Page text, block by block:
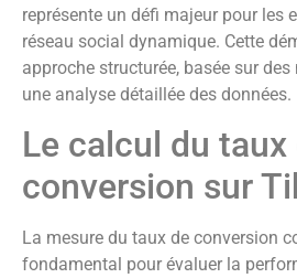
représente un défi majeur pour les
réseau social dynamique. Cette
approche structurée, basée sur
une analyse détaillée des données.
Le calcul du taux
conversion sur
La mesure du taux de conversion
fondamental pour évaluer la